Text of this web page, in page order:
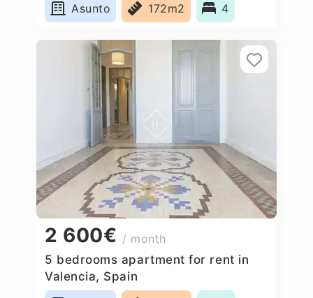
Asunto
172m2 4
2 600€ / month
5 bedrooms apartment for rent in
Valencia, Spain